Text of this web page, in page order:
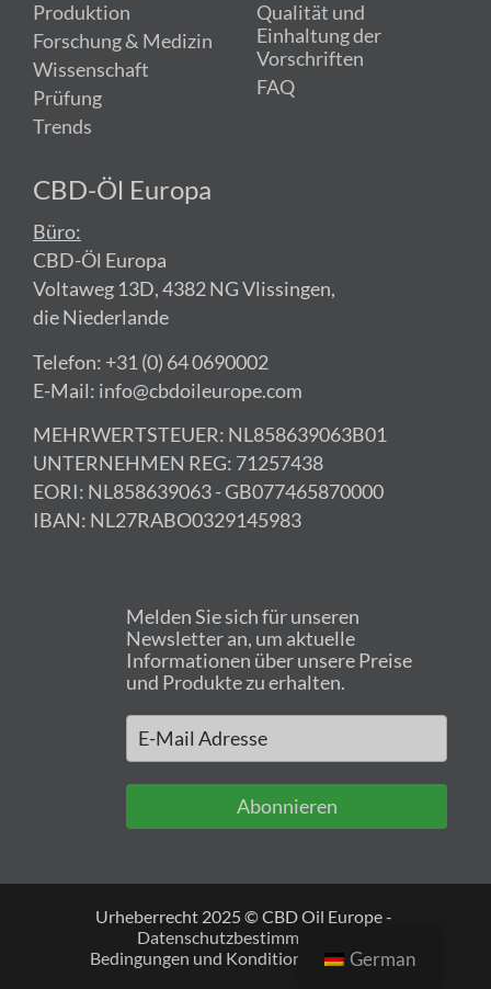
Produktion
Forschung & Medizin
Wissenschaft
Prüfung
Trends
Qualität und
Einhaltung der
Vorschriften
FAQ
CBD-Öl Europa
Büro:
CBD-Öl Europa
Voltaweg 13D, 4382 NG Vlissingen,
die Niederlande
Telefon: +31 (0) 64 0690002
E-Mail: info@cbdoileurope.com
MEHRWERTSTEUER: NL858639063B01
UNTERNEHMEN REG: 71257438
EORI: NL858639063 - GB077465870000
IBAN: NL27RABO0329145983
Melden Sie sich für unseren
Newsletter an, um aktuelle
Informationen über unsere Preise
und Produkte zu erhalten.
Abonnieren
Urheberrecht 2025 © CBD Oil Europe -
Datenschutzbestimmungen
Bedingungen und Konditionen
Cookies
German